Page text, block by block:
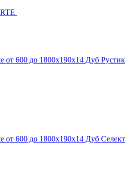
от 600 до 1800х190х14 Дуб Рустик
от 600 до 1800х190х14 Дуб Селект